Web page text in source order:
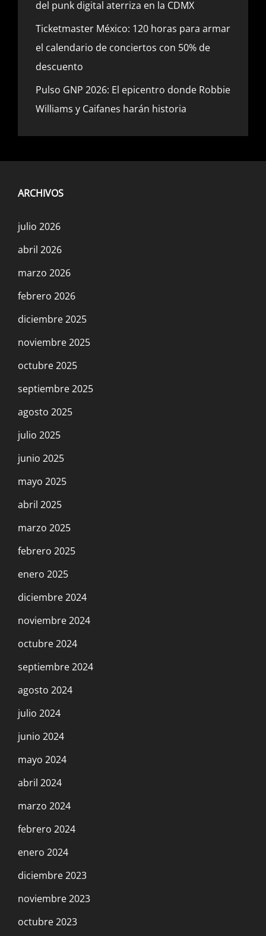
del punk digital aterriza en la CDMX
Ticketmaster México: 120 horas para armar
el calendario de conciertos con 50% de
descuento
Pulso GNP 2026: El epicentro donde Robbie
Williams y Caifanes harán historia
ARCHIVOS
julio 2026
abril 2026
marzo 2026
febrero 2026
diciembre 2025
noviembre 2025
octubre 2025
septiembre 2025
agosto 2025
julio 2025
junio 2025
mayo 2025
abril 2025
marzo 2025
febrero 2025
enero 2025
diciembre 2024
noviembre 2024
octubre 2024
septiembre 2024
agosto 2024
julio 2024
junio 2024
mayo 2024
abril 2024
marzo 2024
febrero 2024
enero 2024
diciembre 2023
noviembre 2023
octubre 2023